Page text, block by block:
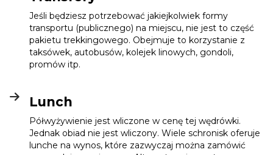
Jeśli będziesz potrzebować jakiejkolwiek formy
transportu (publicznego) na miejscu, nie jest to część
pakietu trekkingowego. Obejmuje to korzystanie z
taksówek, autobusów, kolejek linowych, gondoli,
promów itp.
Lunch
Półwyżywienie jest wliczone w cenę tej wędrówki.
Jednak obiad nie jest wliczony. Wiele schronisk oferuje
lunche na wynos, które zazwyczaj można zamówić